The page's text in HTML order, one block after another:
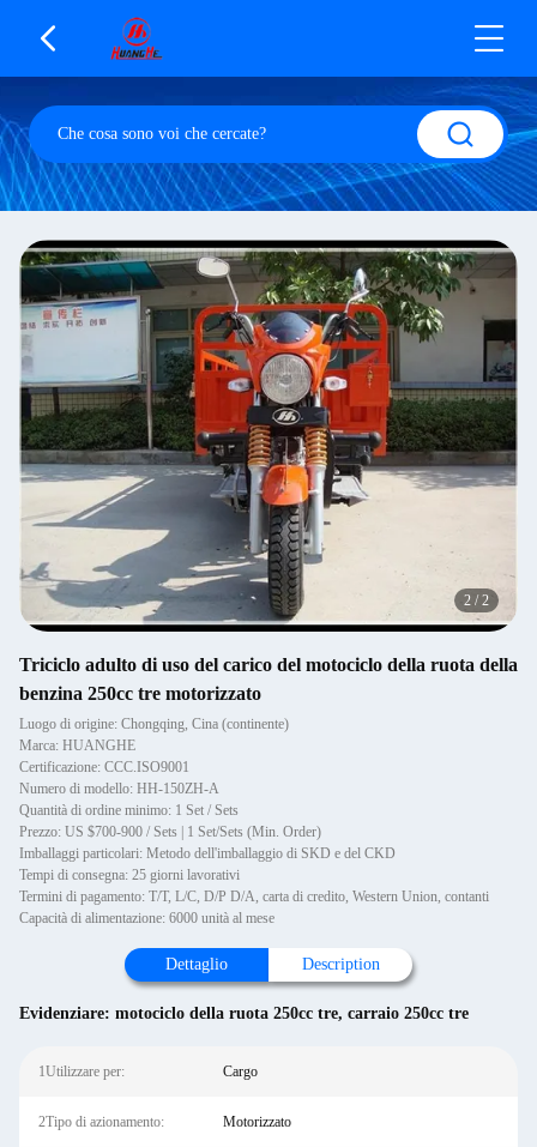
2 /2
Triciclo adulto di uso del carico del motociclo della ruota della
benzina 250cc tre motorizzato
Luogo di origine: Chongqing, Cina (continente)
Marca: HUANGHE
Certificazione: CCC.ISO9001
Numero di modello: HH-150ZH-A
Quantità di ordine minimo: 1 Set / Sets
Prezzo: US $700-900 / Sets | 1 Set/Sets (Min. Order)
Imballaggi particolari: Metodo dell'imballaggio di SKD e del CKD
Tempi di consegna: 25 giorni lavorativi
Termini di pagamento: T/T, L/C, D/P D/A, carta di credito, Western Union, contanti
Capacità di alimentazione: 6000 unità al mese
Dettaglio Description
Evidenziare: motociclo della ruota 250cc tre, carraio 250cc tre
1Utilizzare per: Cargo
2Tipo di azionamento: Motorizzato